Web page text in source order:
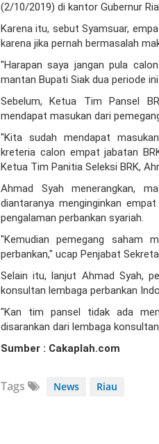
(2/10/2019) di kantor Gubernur
Karena itu, sebut Syamsuar,
karena jika pernah bermasalah
"Harapan saya jangan pula
mantan Bupati Siak dua periode ini.
Sebelum, Ketua Tim Pansel
mendapat masukan dari
"Kita sudah mendapat
kreteria calon empat jabatan
Ketua Tim Panitia Seleksi BRK,
Ahmad Syah menerangkan,
diantaranya menginginkan
pengalaman perbankan syariah.
"Kemudian pemegang saham
perbankan," ucap Penjabat
Selain itu, lanjut Ahmad Syah,
konsultan lembaga perbankan
"Kan tim pansel tidak ada
disarankan dari lembaga
Sumber : Cakaplah.com
Tags News Riau